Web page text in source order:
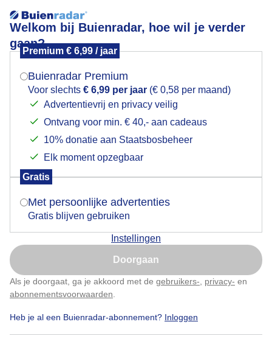
Welkom bij Buienradar, hoe wil je verder
gaan?
Premium € 6,99 / jaar
Buienradar Premium
Voor slechts € 6,99 per jaar (€ 0,58 per maand)
Advertentievrij en privacy veilig
Ontvang voor min. € 40,- aan cadeaus
10% donatie aan Staatsbosbeheer
Elk moment opzegbaar
Gratis
Met persoonlijke advertenties
Gratis blijven gebruiken
Instellingen
Doorgaan
Als je doorgaat, ga je akkoord met de gebruikers- privacy- en
abonnementsvoorwaarden
Heb je al een Buienradar-abonnement? Inloggen
IJshaar
IJshaar Winter Natuur Natuurverschijnsel Baard van
koning winter
Door: Sandra Romijn Gemaakt: 18-01-2026, 40x bekeken
Mogen we je locatie gebruiken voor het
Indien je hier nog geen akkoord op hebt gegeven,
verschijnt er zo een pop-up uit je browser waarin
Is goed, toon de popup
Nu niet, misschien later
Klik hierom dit aan te passen